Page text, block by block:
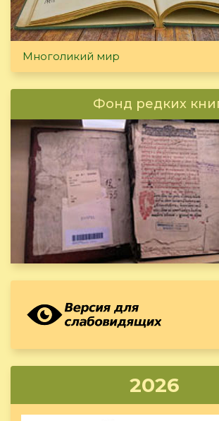
Многоликий мир
Фонд редких
2026